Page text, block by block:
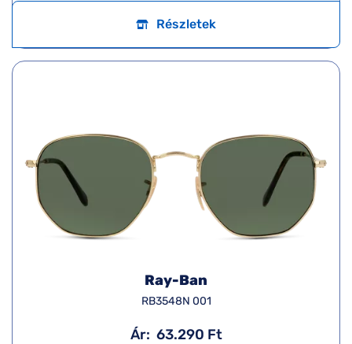
Részletek
Ray-Ban
RB3548N 001
Ár: 63.290 Ft